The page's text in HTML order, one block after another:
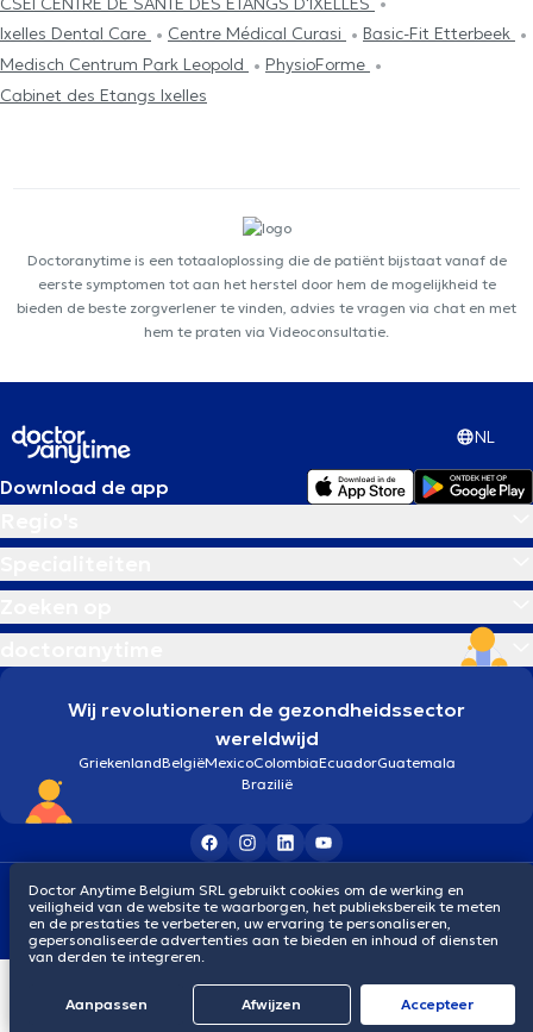
Ixelles Dental Care
Centre Médical Curasi
Basic-Fit Etterbeek
Medisch Centrum Park Leopold
PhysioForme
Cabinet des Etangs Ixelles
Doctoranytime is een totaaloplossing die de patiënt bijstaat vanaf de
eerste symptomen tot aan het herstel door hem de mogelijkheid te
bieden de beste zorgverlener te vinden, advies te vragen via chat en met
hem te praten via Videoconsultatie.
NL
Download de app
Wij revolutioneren de gezondheidssector
wereldwijd
GriekenlandBelgiëMexicoColombiaEcuadorGuatemala
Brazilië
Algemene voorwaardenCookiesPrivacybeleid
© 2026 doctoranytime
Doctor Anytime Belgium SRL gebruikt cookies om de werking en
veiligheid van de website te waarborgen, het publieksbereik te meten
en de prestaties te verbeteren, uw ervaring te personaliseren,
gepersonaliseerde advertenties aan te bieden en inhoud of diensten
van derden te integreren.
Aanpassen Afwijzen Αccepteer